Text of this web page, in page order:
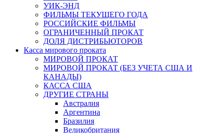
УИК-ЭНД
ФИЛЬМЫ ТЕКУЩЕГО ГОДА
РОССИЙСКИЕ ФИЛЬМЫ
ОГРАНИЧЕННЫЙ ПРОКАТ
ДОЛЯ ДИСТРИБЬЮТОРОВ
Касса мирового проката
МИРОВОЙ ПРОКАТ
МИРОВОЙ ПРОКАТ (БЕЗ УЧЕТА США И
КАНАДЫ)
КАССА США
ДРУГИЕ СТРАНЫ
Австралия
Аргентина
Бразилия
Великобритания